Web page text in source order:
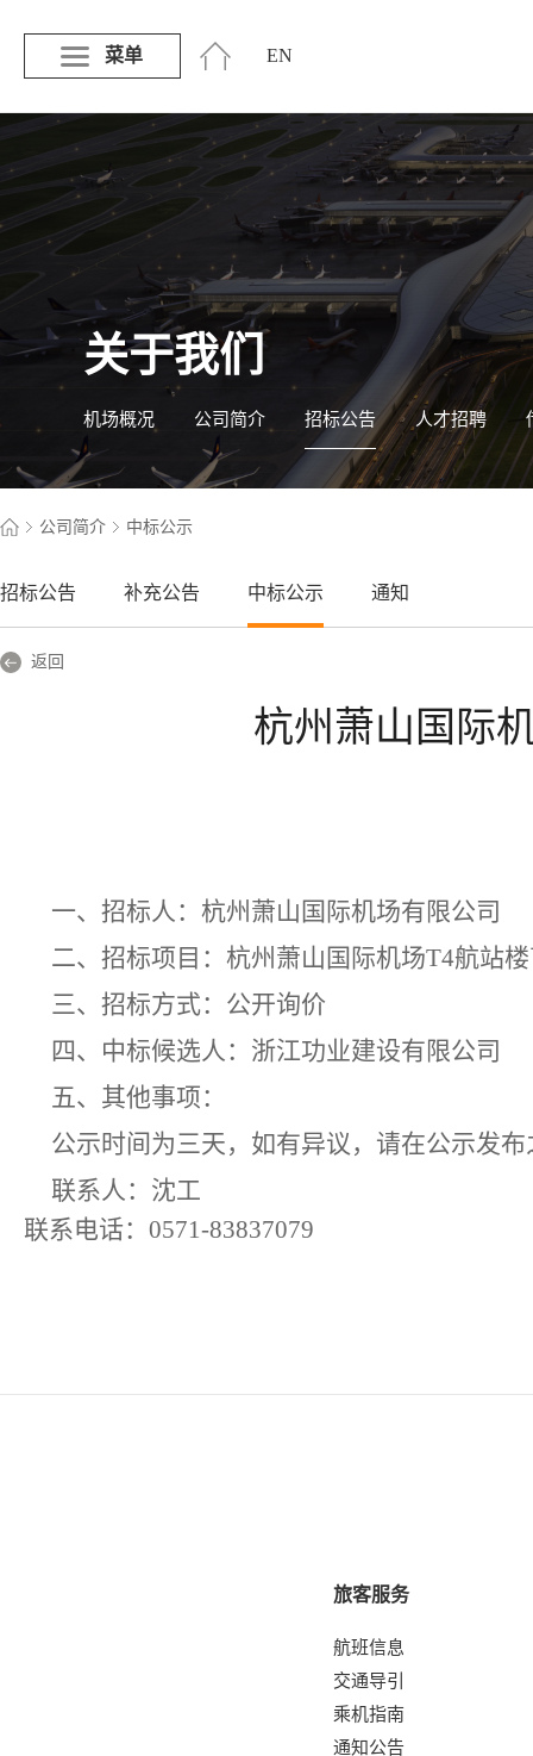
菜单 EN
关于我们
机场概况 公司简介 招标公告 人才招聘
公司简介 中标公示
招标公告 补充公告 中标公示 通知
返回
杭州萧山国际
一、招标人：杭州萧山国际机场有限公司
二、招标项目：杭州萧山国际机场T4航站
三、招标方式：公开询价
四、中标候选人： 浙江功业建设有限公司
五、其他事项：
公示时间为三天，如有异议，请在公示发
联系人： 沈工
联系电话： 0571-83837079
旅客服务
航班信息
交通导引
乘机指南
通知公告